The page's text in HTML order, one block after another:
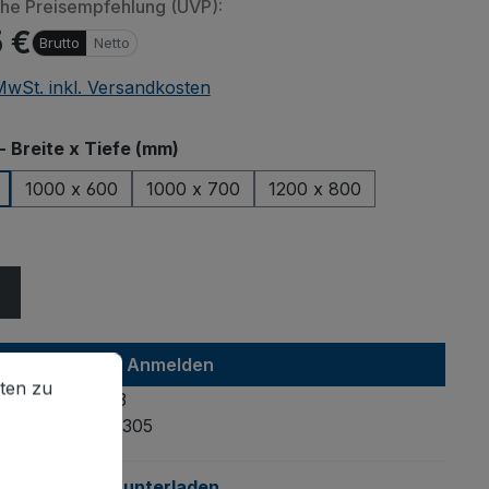
Preisempfehlung (UVP):
€ Brutto Netto
inkl. Versandkosten
Breite x Tiefe (mm)auswählen
1000 x 600 1000 x 700 1200 x 800
Anmelden
gsw-500.305
zu können.
Mehr Informationen ...
zu